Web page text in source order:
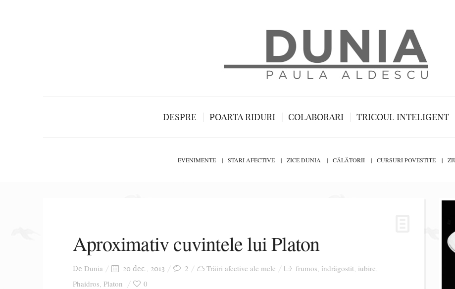
DESPRE POARTA RIDURI COLABORARI TRICOUL INTELIGENT
EVENIMENTE STARI AFECTIVE ZICE DUNIA CĂLĂTORII CURSURI POVESTITE
Aproximativ cuvintele lui Platon
De Dunia 20 dec., 2013 2 Trăiri afective ale mele frumos, îndrăgostit, iubire,
Phaidros, Platon 0